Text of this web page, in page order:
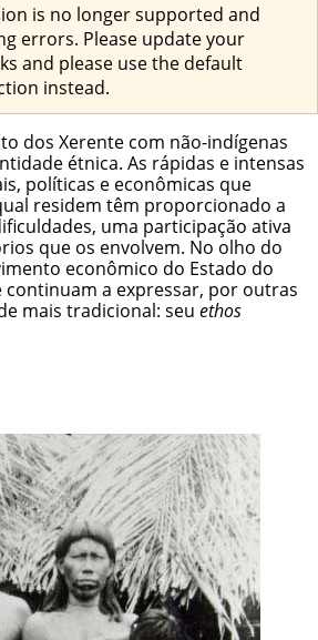
is no longer supported and
errors. Please update your
and please use the default
instead.
dos Xerente com não-indígenas
étnica. As rápidas e intensas
políticas e econômicas que
residem têm proporcionado a
uma participação ativa
que os envolvem. No olho do
econômico do Estado do
continuam a expressar, por outras
mais tradicional: seu ethos